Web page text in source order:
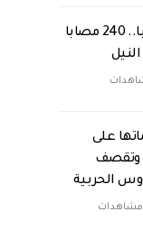
تحذير صحي في أوروبا.. 240 مصابا
على
وتقصف
الحربية